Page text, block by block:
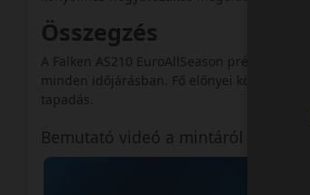
Összegzés
A Falken AS210 EuroAllSeason prémium
minden időjárásban. Fő előnyei közé
tapadás.
Bemutató videó a mintáról